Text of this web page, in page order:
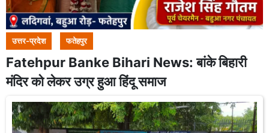
उत्तर-प्रदेश फतेहपुर
Fatehpur Banke Bihari News: बांके बिहारी
मंदिर को लेकर उग्र हुआ हिंदू समाज